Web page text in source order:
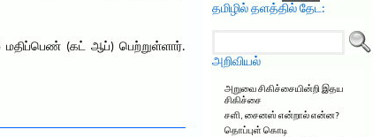
மதிப்பெண் (கட் ஆப்) பெற்றுள்ளார்.
தமிழில் தளத்தில் தேட:
அறிவியல்
அறுவை சிகிச்சையின்றி இதய
சிகிச்சை
சளி, சைனஸ் என்றால் என்ன?
தொப்புள் கொடி